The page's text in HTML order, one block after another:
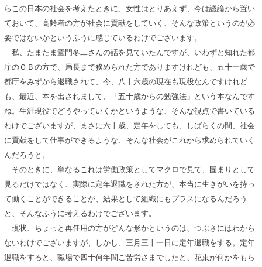
らこの日本の社会を考えたときに、女性はとりあえず、今は議論から置い
ておいて、高齢者の方が社会に貢献をしていく、そんな政策というのが必
要ではないかというふうに感じているわけでございます。
私、たまたま童門冬二さんの話を見ていたんですが、いわずと知れた都
庁のＯＢの方で、局長まで務められた方でありますけれども、五十一歳で
都庁をみずから退職されて、今、八十六歳の現在も現役なんですけれど
も、最近、本を出されまして、「五十歳からの勉強法」という本なんです
ね。生涯現役でどうやっていくかというような、そんな視点で書いている
わけでございますが、まさに六十歳、定年をしても、しばらくの間、社会
に貢献をして仕事ができるような、そんな社会がこれから求められていく
んだろうと。
そのときに、単なるこれは労働政策としてマクロで見て、固まりとして
見るだけではなく、実際に定年退職をされた方が、本当に生きがいを持っ
て働くことができることが、結果として組織にもプラスになるんだろう
と、そんなふうに考えるわけでございます。
現状、ちょっと再任用の方がどんな形かというのは、つぶさにはわから
ないわけでございますが、しかし、三月三十一日に定年退職をする。定年
退職をすると、職場で四十何年間ご苦労さまでしたと、花束が何かをもら